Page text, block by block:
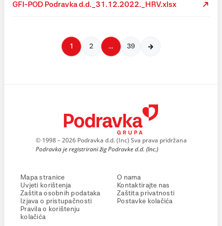
GFI-POD Podravka d.d._31.12.2022._HRV.xlsx
1 2 … 39
© 1998 – 2026 Podravka d.d. (Inc) Sva prava pridržana
Podravka je registrirani žig Podravke d.d. (Inc.)
Mapa stranice
Uvjeti korištenja
Zaštita osobnih podataka
Izjava o pristupačnosti
Pravila o korištenju
kolačića
O nama
Kontaktirajte nas
Zaštita privatnosti
Postavke kolačića